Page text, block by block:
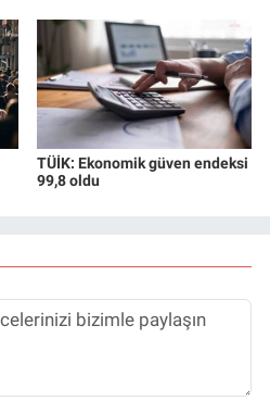
TÜİK: Ekonomik güven endeksi
99,8 oldu